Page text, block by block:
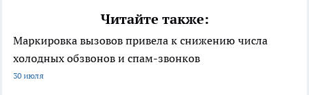
Читайте также:
Маркировка вызовов привела к снижению числа
холодных обзвонов и спам-звонков
30 июля